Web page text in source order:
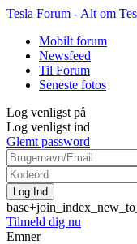
Tesla Forum - Alt om
Mobilt forum
Newsfeed
Til Forum
Seneste fotos
Log venligst på
Log venligst ind
Glemt password
Tilmeld dig nu
Emner